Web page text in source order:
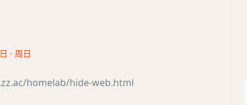
· 周日
homelab/hide-web.html